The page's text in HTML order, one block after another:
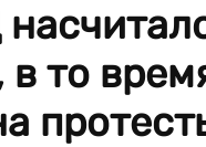
то